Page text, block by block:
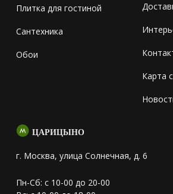
Плитка для гостиной
Сантехника
Обои
Карта
ЦАРИЦЫНО
г. Москва, улица Солнечная, д. 6
Пн-Сб: с 10-00 до 20-00